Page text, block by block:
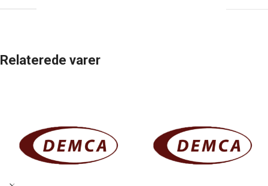
Relaterede varer